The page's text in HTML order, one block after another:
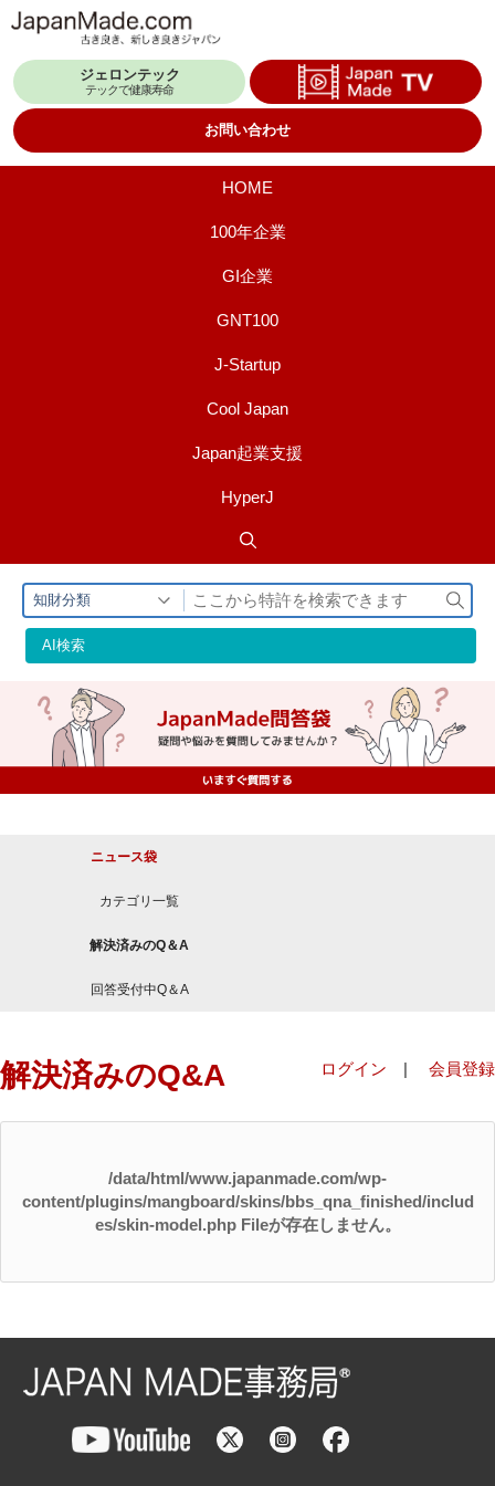
テ
ジェロンテック
テックで健康寿命
お問い合わせ
HOME
100年企業
GI企業
GNT100
J-Startup
Cool Japan
Japan起業支援
HyperJ
知財分類
検
索
AI検索
ニュース袋
カテゴリ一覧
解決済みのQ＆A
回答受付中Q＆A
解決済みのQ&A ログイン | 会員登録
/data/html/www.japanmade.com/wp-
content/plugins/mangboard/skins/bbs_qna_finished/includ
es/skin-model.php Fileが存在しません。